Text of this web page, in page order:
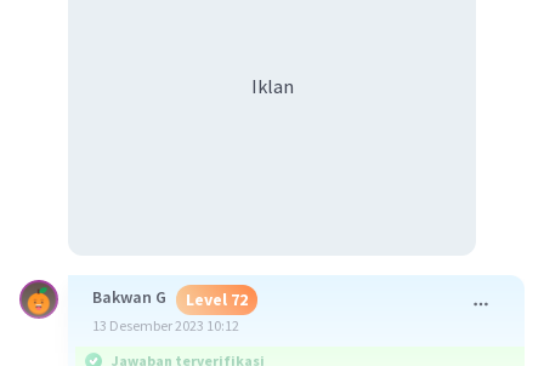
Iklan
Bakwan G Level 72
13 Desember 2023 10:12
Jawaban terverifikasi